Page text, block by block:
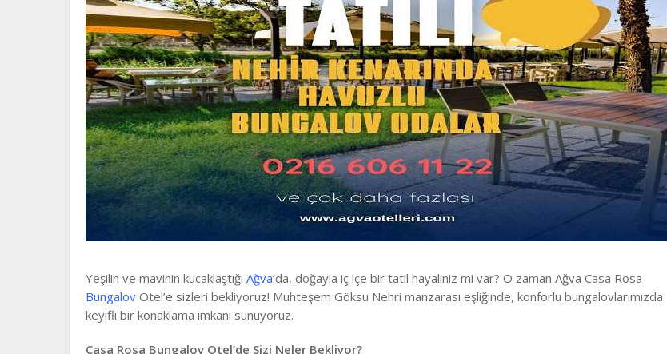
Yeşilin ve mavinin kucaklaştığı Ağva‘da, doğayla iç içe bir tatil hayaliniz mi var? O zaman Ağva Casa Rosa
Bungalov Otel’e sizleri bekliyoruz! Muhteşem Göksu Nehri manzarası eşliğinde, konforlu bungalovlarımızda
keyifli bir konaklama imkanı sunuyoruz.
Casa Rosa Bungalov Otel’de Sizi Neler Bekliyor?